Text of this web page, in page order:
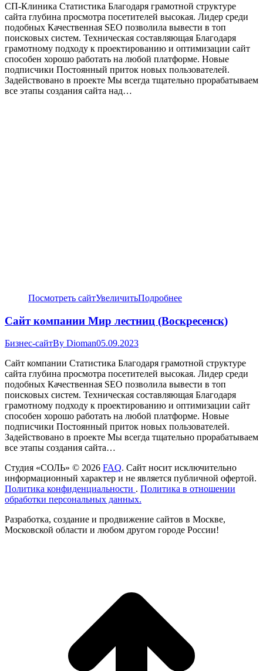
СП-Клиника Статистика Благодаря грамотной структуре
сайта глубина просмотра посетителей высокая. Лидер среди
подобных Качественная SEO позволила вывести в топ
поисковых систем. Техническая составляющая Благодаря
грамотному подходу к проектированию и оптимизации сайт
способен хорошо работать на любой платформе. Новые
подписчики Постоянный приток новых пользователей.
Задействовано в проекте Мы всегда тщательно прорабатываем
все этапы создания сайта над…
Посмотреть сайтУвеличитьПодробнее
Сайт компании Мир лестниц (Воскресенск)
Бизнес-сайтBy Dioman05.09.2023
Сайт компании Статистика Благодаря грамотной структуре
сайта глубина просмотра посетителей высокая. Лидер среди
подобных Качественная SEO позволила вывести в топ
поисковых систем. Техническая составляющая Благодаря
грамотному подходу к проектированию и оптимизации сайт
способен хорошо работать на любой платформе. Новые
подписчики Постоянный приток новых пользователей.
Задействовано в проекте Мы всегда тщательно прорабатываем
все этапы создания сайта…
Студия «СОЛЬ» © 2026 FAQ. Сайт носит исключительно
информационный характер и не является публичной офертой.
Политика конфиденциальности . Политика в отношении
обработки персональных данных.
Разработка, создание и продвижение сайтов в Москве,
Московской области и любом другом городе России!